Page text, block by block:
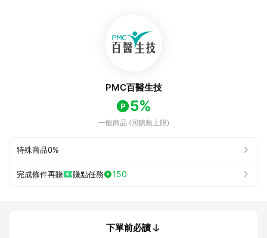
PMC百醫生技
5%
一般商品 (回饋無上限)
特殊商品0%
完成條件再賺 賺點任務 150
下單前必讀